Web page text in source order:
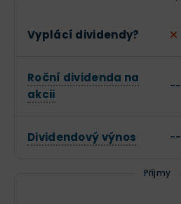
Vyplácí dividendy?
Roční dividenda na
akcii
--
Dividendový výnos --
Příjmy